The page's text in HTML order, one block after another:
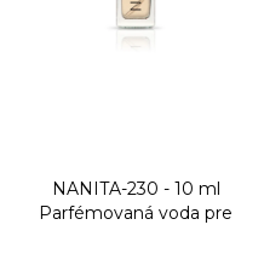
NANITA-230 - 10 ml
Parfémovaná voda pre